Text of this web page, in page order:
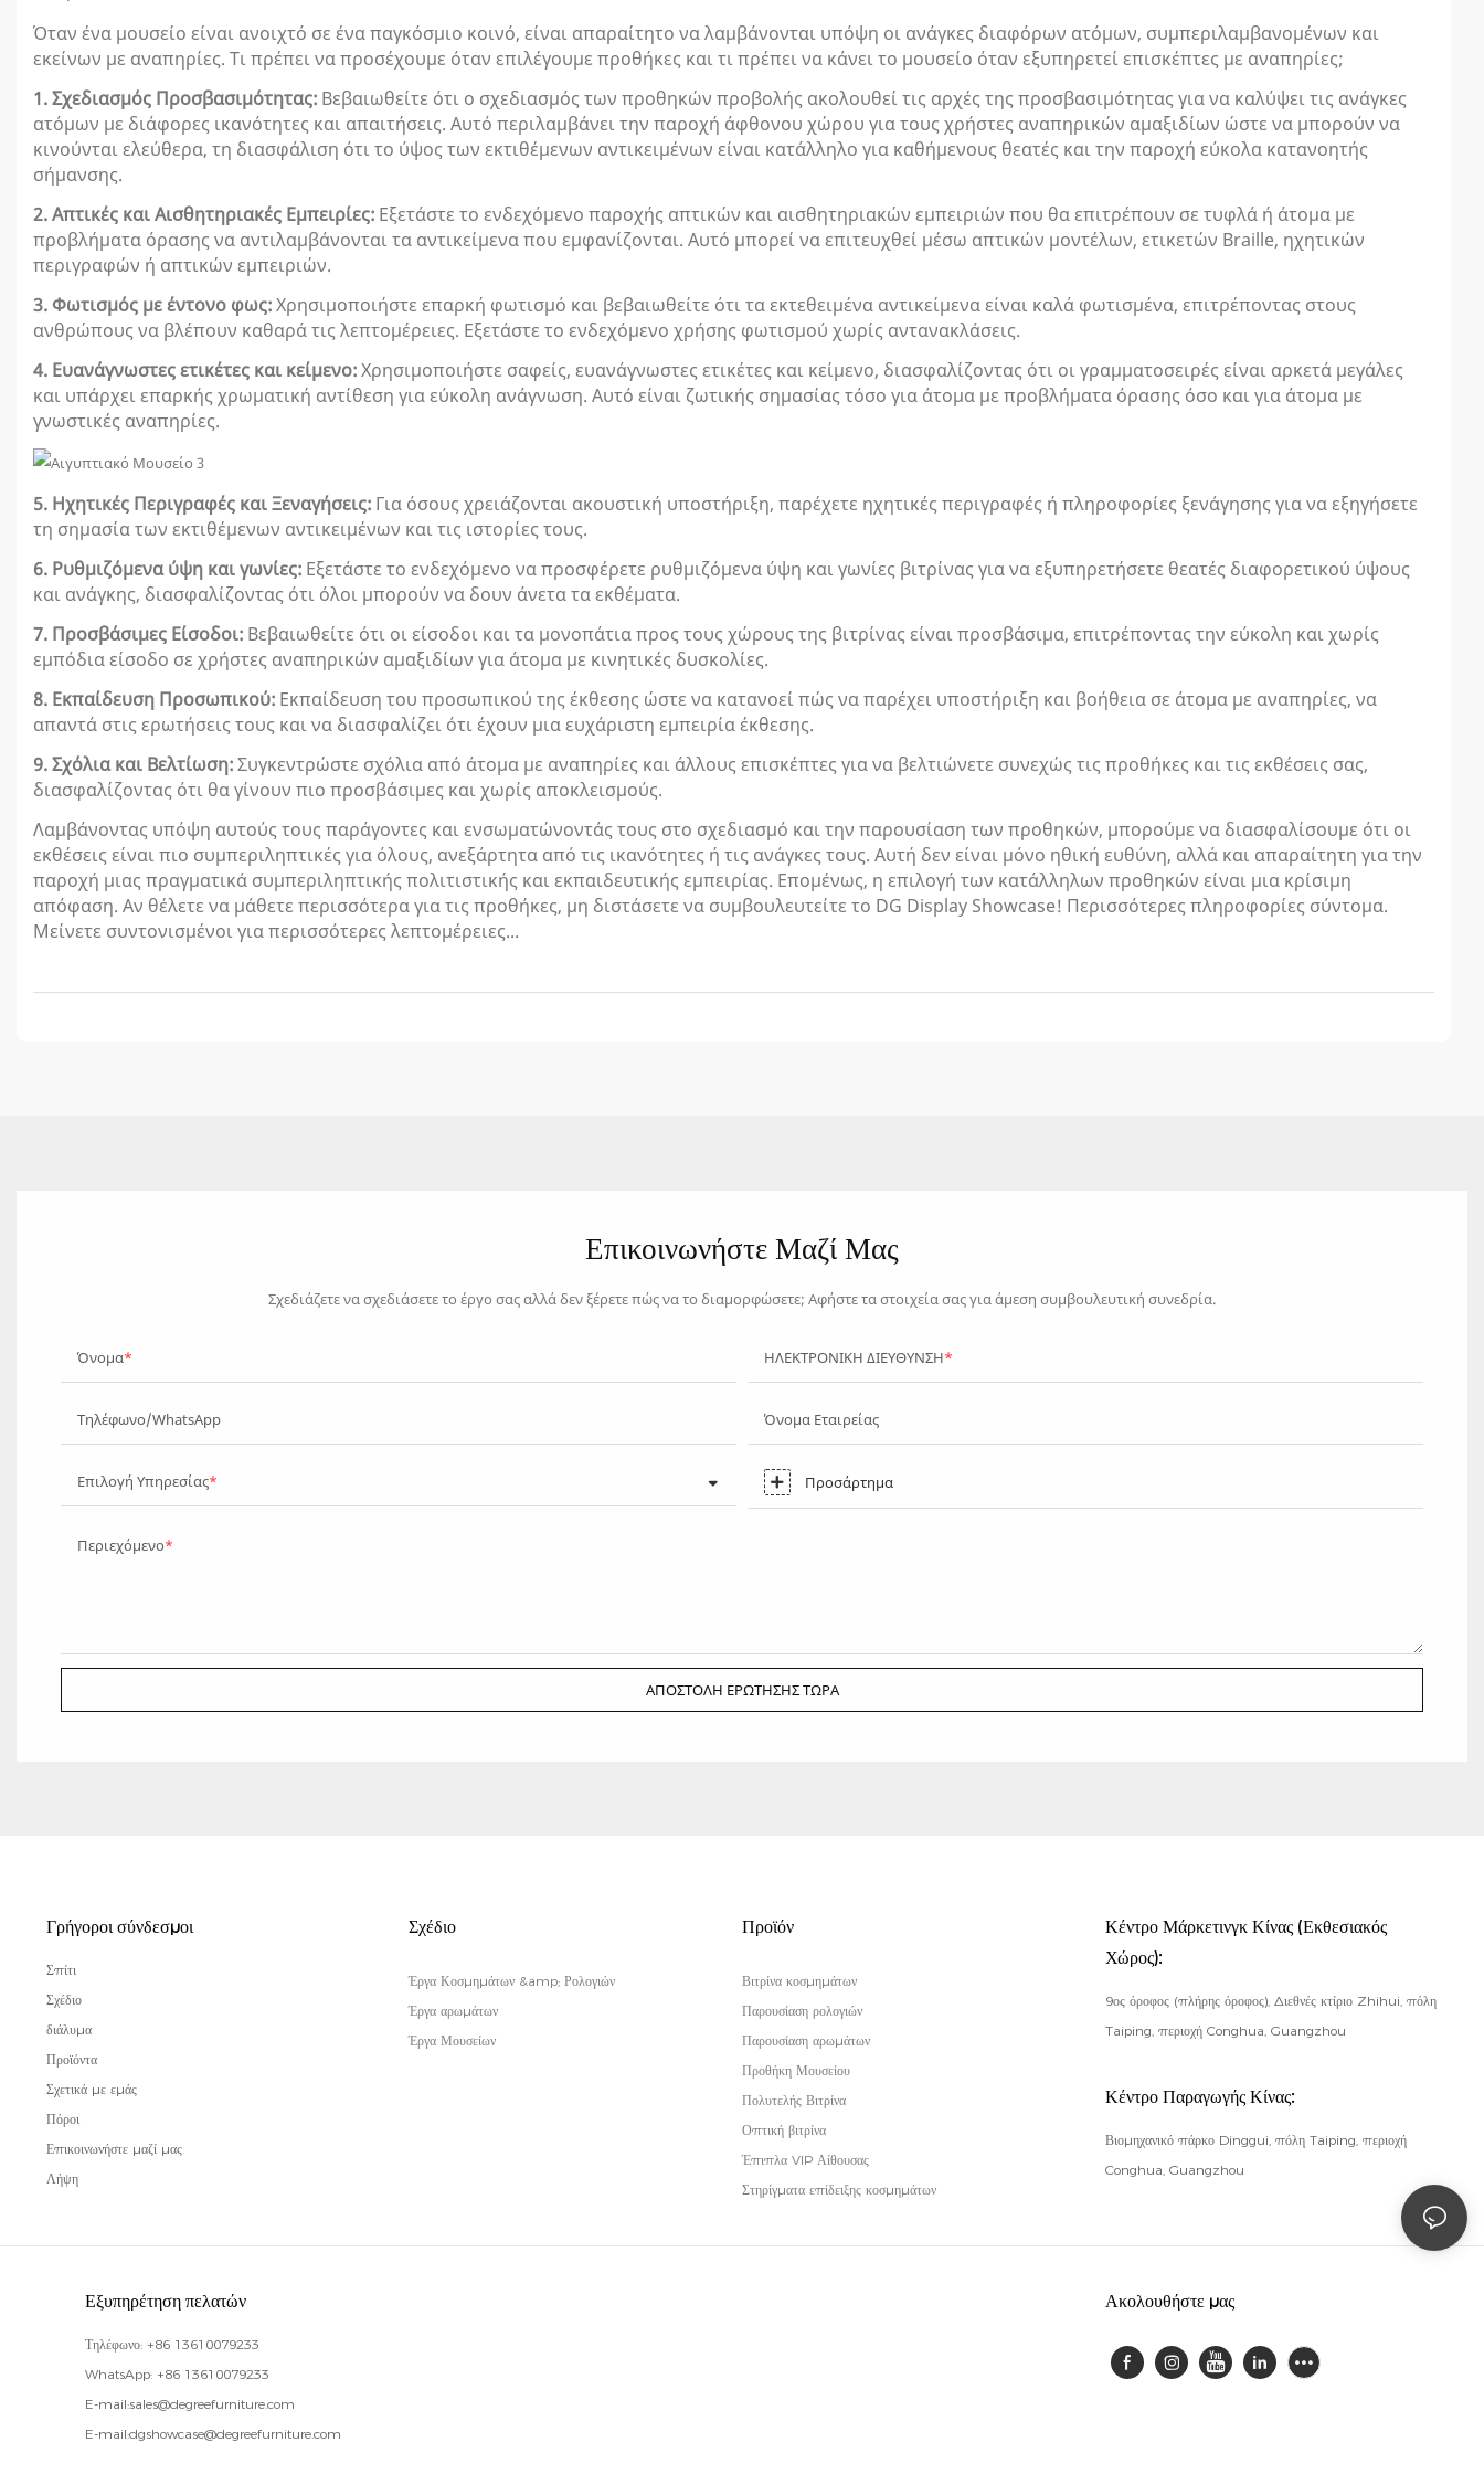
Όταν ένα μουσείο είναι ανοιχτό σε ένα παγκόσμιο κοινό, είναι απαραίτητο να λαμβάνονται υπόψη οι ανάγκες διαφόρων ατόμων, συμπεριλαμβανομένων και
εκείνων με αναπηρίες. Τι πρέπει να προσέχουμε όταν επιλέγουμε προθήκες και τι πρέπει να κάνει το μουσείο όταν εξυπηρετεί επισκέπτες με αναπηρίες;
1. Σχεδιασμός Προσβασιμότητας: Βεβαιωθείτε ότι ο σχεδιασμός των προθηκών προβολής ακολουθεί τις αρχές της προσβασιμότητας για να καλύψει τις ανάγκες
ατόμων με διάφορες ικανότητες και απαιτήσεις. Αυτό περιλαμβάνει την παροχή άφθονου χώρου για τους χρήστες αναπηρικών αμαξιδίων ώστε να μπορούν να
κινούνται ελεύθερα, τη διασφάλιση ότι το ύψος των εκτιθέμενων αντικειμένων είναι κατάλληλο για καθήμενους θεατές και την παροχή εύκολα κατανοητής
σήμανσης.
2. Απτικές και Αισθητηριακές Εμπειρίες: Εξετάστε το ενδεχόμενο παροχής απτικών και αισθητηριακών εμπειριών που θα επιτρέπουν σε τυφλά ή άτομα με
προβλήματα όρασης να αντιλαμβάνονται τα αντικείμενα που εμφανίζονται. Αυτό μπορεί να επιτευχθεί μέσω απτικών μοντέλων, ετικετών Braille, ηχητικών
περιγραφών ή απτικών εμπειριών.
3. Φωτισμός με έντονο φως:Χρησιμοποιήστε επαρκή φωτισμό και βεβαιωθείτε ότι τα εκτεθειμένα αντικείμενα είναι καλά φωτισμένα, επιτρέποντας στους
ανθρώπους να βλέπουν καθαρά τις λεπτομέρειες. Εξετάστε το ενδεχόμενο χρήσης φωτισμού χωρίς αντανακλάσεις.
4. Ευανάγνωστες ετικέτες και κείμενο:Χρησιμοποιήστε σαφείς, ευανάγνωστες ετικέτες και κείμενο, διασφαλίζοντας ότι οι γραμματοσειρές είναι αρκετά μεγάλες
και υπάρχει επαρκής χρωματική αντίθεση για εύκολη ανάγνωση. Αυτό είναι ζωτικής σημασίας τόσο για άτομα με προβλήματα όρασης όσο και για άτομα με
γνωστικές αναπηρίες.
5. Ηχητικές Περιγραφές και Ξεναγήσεις: Για όσους χρειάζονται ακουστική υποστήριξη, παρέχετε ηχητικές περιγραφές ή πληροφορίες ξενάγησης για να εξηγήσετε
τη σημασία των εκτιθέμενων αντικειμένων και τις ιστορίες τους.
6. Ρυθμιζόμενα ύψη και γωνίες: Εξετάστε το ενδεχόμενο να προσφέρετε ρυθμιζόμενα ύψη και γωνίες βιτρίνας για να εξυπηρετήσετε θεατές διαφορετικού ύψους
και ανάγκης, διασφαλίζοντας ότι όλοι μπορούν να δουν άνετα τα εκθέματα.
7. Προσβάσιμες Είσοδοι: Βεβαιωθείτε ότι οι είσοδοι και τα μονοπάτια προς τους χώρους της βιτρίνας είναι προσβάσιμα, επιτρέποντας την εύκολη και χωρίς
εμπόδια είσοδο σε χρήστες αναπηρικών αμαξιδίων για άτομα με κινητικές δυσκολίες.
8. Εκπαίδευση Προσωπικού: Εκπαίδευση του προσωπικού της έκθεσης ώστε να κατανοεί πώς να παρέχει υποστήριξη και βοήθεια σε άτομα με αναπηρίες, να
απαντά στις ερωτήσεις τους και να διασφαλίζει ότι έχουν μια ευχάριστη εμπειρία έκθεσης.
9. Σχόλια και Βελτίωση:Συγκεντρώστε σχόλια από άτομα με αναπηρίες και άλλους επισκέπτες για να βελτιώνετε συνεχώς τις προθήκες και τις εκθέσεις σας,
διασφαλίζοντας ότι θα γίνουν πιο προσβάσιμες και χωρίς αποκλεισμούς.
Λαμβάνοντας υπόψη αυτούς τους παράγοντες και ενσωματώνοντάς τους στο σχεδιασμό και την παρουσίαση των προθηκών, μπορούμε να διασφαλίσουμε ότι οι
εκθέσεις είναι πιο συμπεριληπτικές για όλους, ανεξάρτητα από τις ικανότητες ή τις ανάγκες τους. Αυτή δεν είναι μόνο ηθική ευθύνη, αλλά και απαραίτητη για την
παροχή μιας πραγματικά συμπεριληπτικής πολιτιστικής και εκπαιδευτικής εμπειρίας. Επομένως, η επιλογή των κατάλληλων προθηκών είναι μια κρίσιμη
απόφαση. Αν θέλετε να μάθετε περισσότερα για τις προθήκες, μη διστάσετε να συμβουλευτείτε το DG Display Showcase! Περισσότερες πληροφορίες σύντομα.
Μείνετε συντονισμένοι για περισσότερες λεπτομέρειες...
Επικοινωνήστε Μαζί Μας
Σχεδιάζετε να σχεδιάσετε το έργο σας αλλά δεν ξέρετε πώς να το διαμορφώσετε; Αφήστε τα στοιχεία σας για άμεση συμβουλευτική συνεδρία.
Όνομα ΗΛΕΚΤΡΟΝΙΚΗ ΔΙΕΥΘΥΝΣΗ
Τηλέφωνο/WhatsApp Όνομα Εταιρείας
Επιλογή Υπηρεσίας Προσάρτημα
Περιεχόμενο
ΑΠΟΣΤΟΛΉ ΕΡΏΤΗΣΗΣ ΤΏΡΑ
Γρήγοροι σύνδεσμοι
Σπίτι
Σχέδιο
διάλυμα
Προϊόντα
Σχετικά με εμάς
Πόροι
Επικοινωνήστε μαζί μας
Λήψη
Σχέδιο
Έργα Κοσμημάτων &amp; Ρολογιών
Έργα αρωμάτων
Έργα Μουσείων
Προϊόν
Βιτρίνα κοσμημάτων
Παρουσίαση ρολογιών
Παρουσίαση αρωμάτων
Προθήκη Μουσείου
Πολυτελής Βιτρίνα
Οπτική βιτρίνα
Έπιπλα VIP Αίθουσας
Στηρίγματα επίδειξης κοσμημάτων
Κέντρο Μάρκετινγκ Κίνας (Εκθεσιακός
Χώρος):
9ος όροφος (πλήρης όροφος), Διεθνές κτίριο Zhihui, πόλη
Taiping, περιοχή Conghua, Guangzhou
Κέντρο Παραγωγής Κίνας:
Βιομηχανικό πάρκο Dinggui, πόλη Taiping, περιοχή
Conghua, Guangzhou
Εξυπηρέτηση πελατών
Τηλέφωνο: +86 13610079233
WhatsApp: +86 13610079233
E-mail:sales@degreefurniture.com
E-mail:dgshowcase@degreefurniture.com
Ακολουθήστε μας